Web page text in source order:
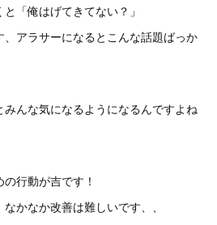
「俺はげてきてない？」
アラサーになるとこんな話題ばっか
んな気になるようになるんですよね
行動が吉です！
かなか改善は難しいです、、